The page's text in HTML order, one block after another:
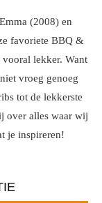
(2008) en
favoriete BBQ &
lekker. Want
vroeg genoeg
tot de lekkerste
over alles waar wij
je inspireren!